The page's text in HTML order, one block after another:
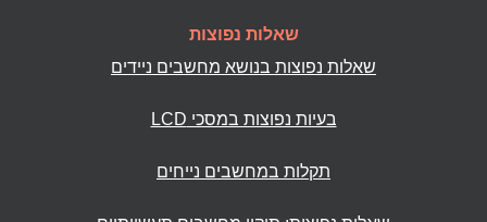
שאלות נפוצות
שאלות נפוצות בנושא מחשבים ניידים
בעיות נפוצות במסכי LCD
תקלות במחשבים נייחים